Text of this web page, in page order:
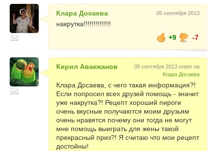
Клара Досаева 05 сентября 2013
накрутка!!!!!!!!!!!!!!
+9
-7
Кирил Авакжанов
05 сентября 2013 ответ на
Клара Досаева
Клара Досаева, с чего такая информация?!
Если попросил всех друзей помощь - значит
уже накрутка?! Рецепт хороший пироги
очень вкусные получаются моим друзьям
очень нравятся почему они тогда не могут
мне помощь выиграть для жены такой
прекрасный приз?! Я считаю что мои рецепт
достойны!